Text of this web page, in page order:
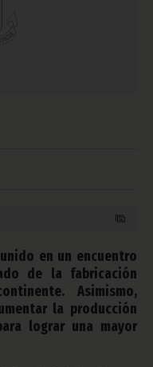
en un encuentro
de la fabricación
Asimismo,
la producción
lograr una mayor